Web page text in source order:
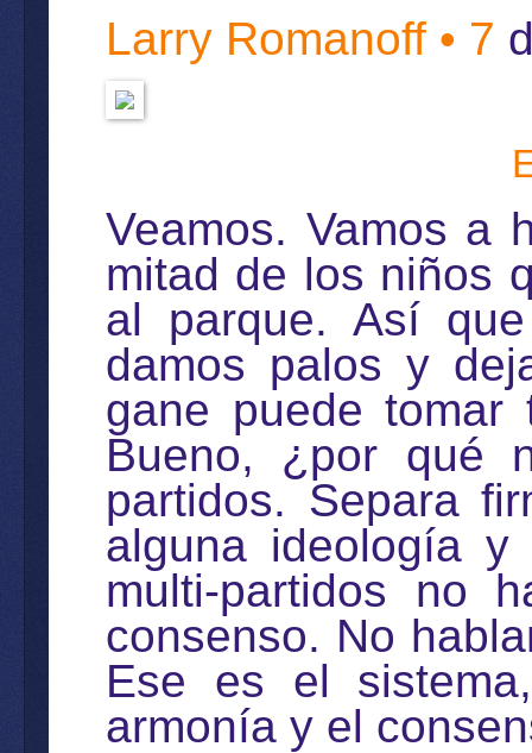
Larry Romanoff • 7
Veamos. Vamos a
mitad de los niños
al parque. Así
damos palos y
gane puede tomar
Bueno, ¿por qué
partidos. Separa
alguna ideología y
multi-partidos no
consenso. No
Ese es el
armonía y el